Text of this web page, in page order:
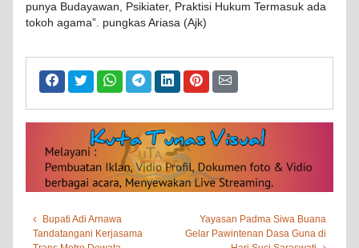
punya Budayawan, Psikiater, Praktisi Hukum Termasuk ada
tokoh agama”. pungkas Ariasa (Ajk)
Bupati Adi Arnawa
Tandatangani Kerjasama
Yayasan Padma Siwa Buana
Gelar Pawintenan Dasa Guna di